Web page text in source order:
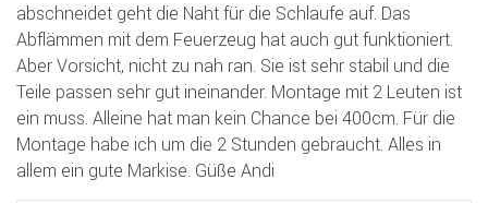
abschneidet geht die Naht für die Schlaufe auf. Das
Abflämmen mit dem Feuerzeug hat auch gut funktioniert.
Aber Vorsicht, nicht zu nah ran. Sie ist sehr stabil und die
Teile passen sehr gut ineinander. Montage mit 2 Leuten ist
ein muss. Alleine hat man kein Chance bei 400cm. Für die
Montage habe ich um die 2 Stunden gebraucht. Alles in
allem ein gute Markise. Güße Andi